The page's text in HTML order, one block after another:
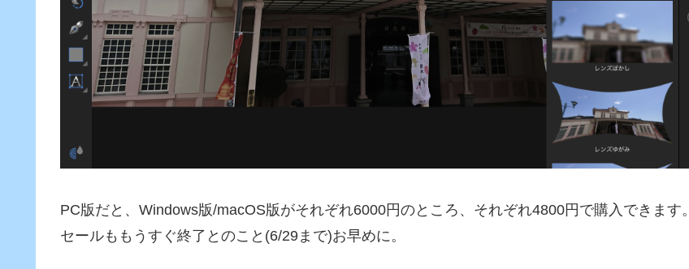
PC版だと、Windows版/macOS版がそれぞれ6000円のところ、それぞれ4800円で購入できます。
セールももうすぐ終了とのこと(6/29まで)お早めに。